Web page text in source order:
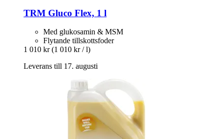
TRM Gluco Flex, 1 l
Med glukosamin & MSM
Flytande tillskottsfoder
1 010 kr (1 010 kr / l)
Leverans till 17. augusti